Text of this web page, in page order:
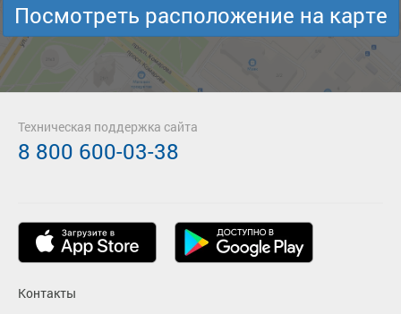
Посмотреть расположение на карте
Контакты
Техническая поддержка сайта
8 800 600-03-38